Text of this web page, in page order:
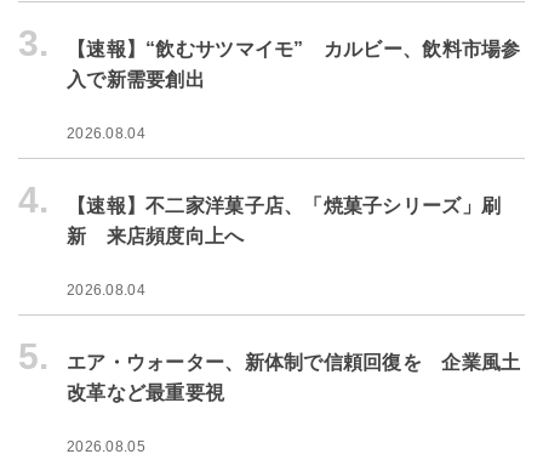
3.
【速報】“飲むサツマイモ” カルビー、飲料市場参
入で新需要創出
2026.08.04
4.
【速報】不二家洋菓子店、「焼菓子シリーズ」刷
新 来店頻度向上へ
2026.08.04
5.
エア・ウォーター、新体制で信頼回復を 企業風土
改革など最重要視
2026.08.05